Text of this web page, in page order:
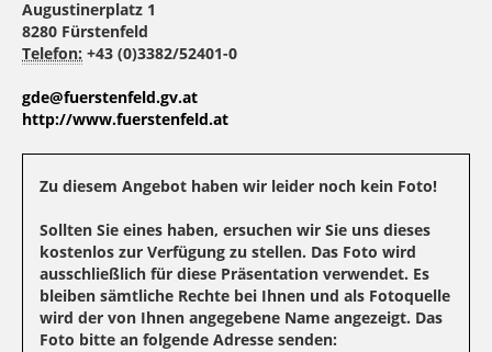
Augustinerplatz 1
8280 Fürstenfeld
Telefon: +43 (0)3382/52401-0
gde@fuerstenfeld.gv.at
http://www.fuerstenfeld.at
Zu diesem Angebot haben wir leider noch kein Foto!
Sollten Sie eines haben, ersuchen wir Sie uns dieses
kostenlos zur Verfügung zu stellen. Das Foto wird
ausschließlich für diese Präsentation verwendet. Es
bleiben sämtliche Rechte bei Ihnen und als Fotoquelle
wird der von Ihnen angegebene Name angezeigt. Das
Foto bitte an folgende Adresse senden: